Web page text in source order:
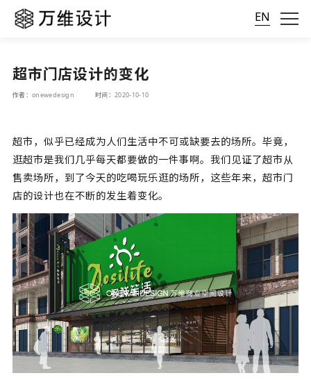
EN
超市门店设计的变化
作者：onewedesign 时间：2020-10-10
超市，似乎已经成为人们生活中不可或缺要去的场所。毕竟，
逛超市是我们几乎每天都要做的一件事啊。我们见证了超市从
售卖场所，到了今天的吃喝玩乐逛的场所，这些年来，超市门
店的设计也在不断的发生着变化。